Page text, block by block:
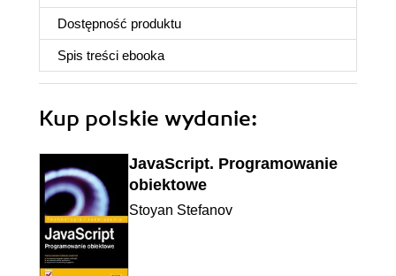
Dostępność produktu
Spis treści ebooka
Kup polskie wydanie:
JavaScript. Programowanie
obiektowe
Stoyan Stefanov